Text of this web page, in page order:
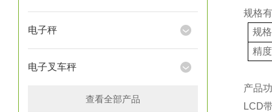
电子秤
电子叉车秤
查看全部产品
规格
规格
精度
产品
LCD